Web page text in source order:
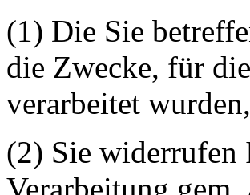
(1) Die Sie
die Zwecke, für
verarbeitet
(2) Sie
Verarbeitung